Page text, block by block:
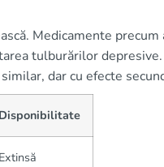
Medicamente
tulburărilor
dar cu efecte
Disponibilitate
Extinsă